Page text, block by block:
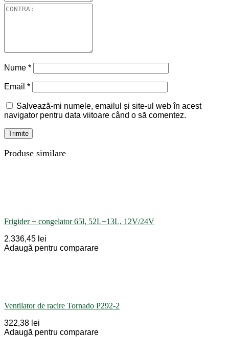
Nume *
Email *
Salvează-mi numele, emailul și site-ul web în acest
navigator pentru data viitoare când o să comentez.
Produse similare
Frigider + congelator 65l, 52L+13L, 12V/24V
2.336,45 lei
Adaugă pentru comparare
Ventilator de racire Tornado P292-2
322,38 lei
Adaugă pentru comparare